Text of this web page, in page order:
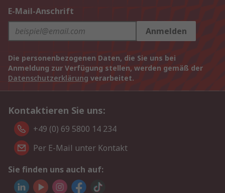
E-Mail-Anschrift
Anmelden
Die personenbezogenen Daten, die Sie uns bei
Anmeldung zur Verfügung stellen, werden gemäß der
Datenschutzerklärung verarbeitet.
Kontaktieren Sie uns:
+49 (0) 69 5800 14 234
Per E-Mail unter Kontakt
Sie finden uns auch auf: